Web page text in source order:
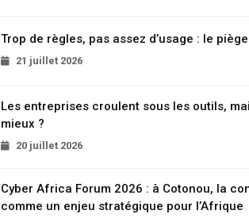
Trop de règles, pas assez d’usage : le
21 juillet 2026
Les entreprises croulent sous les outils,
mieux ?
20 juillet 2026
Cyber Africa Forum 2026 : à Cotonou, la
comme un enjeu stratégique pour l’Afrique